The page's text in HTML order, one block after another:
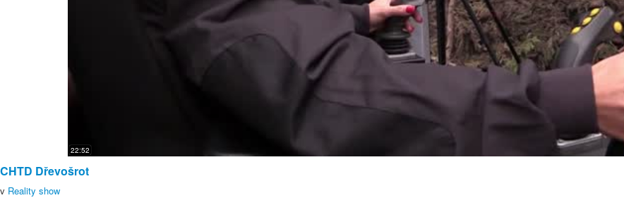
22:52
CHTD Dřevošrot
v Reality show